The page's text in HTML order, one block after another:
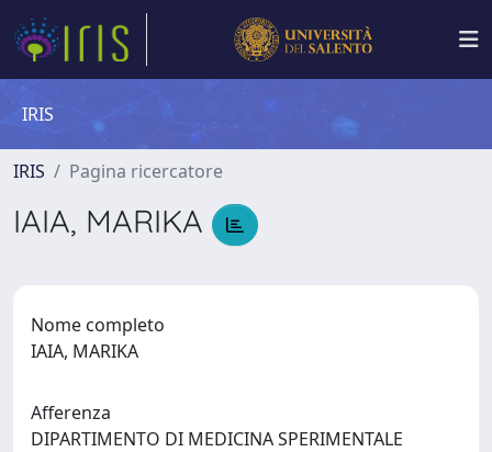
IRIS
IRIS Pagina ricercatore
IAIA, MARIKA
Nome completo
IAIA, MARIKA
Afferenza
DIPARTIMENTO DI MEDICINA SPERIMENTALE